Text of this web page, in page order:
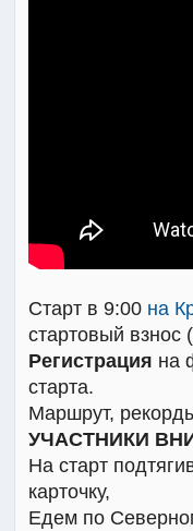
Старт в 9:00 на
стартовый взнос
Регистрация на
старта.
Маршрут,
УЧАСТНИКИ
На старт
карточку,
Едем по